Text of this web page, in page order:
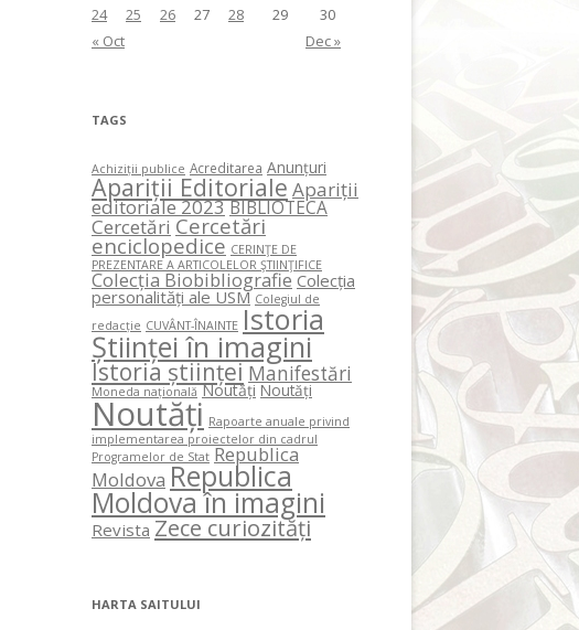
« Oct Dec »
24
25 26 27 28 29 30
TAGS
Achiziții publice Acreditarea Anunțuri
Apariții Editoriale Apariții
editoriale 2023BIBLIOTECA
Cercetări Cercetări
enciclopedice CERINŢE DE
PREZENTARE A ARTICOLELOR ŞTIINŢIFICE
Colecția Biobibliografie Colecția
personalități ale USM Colegiul de
redacție CUVÂNT-ÎNAINTE Istoria
Științei în imagini
Istoria științei Manifestări
Moneda națională Noutăți Noutăți
Noutăți Rapoarte anuale privind
implementarea proiectelor din cadrul
Programelor de Stat Republica
Moldova Republica
Moldova în imagini
Revista Zece curiozități
HARTA SAITULUI